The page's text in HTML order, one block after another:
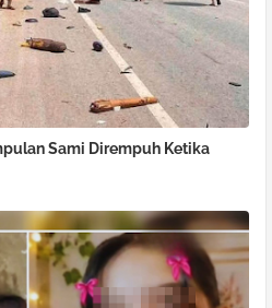
Sami Dirempuh Ketika